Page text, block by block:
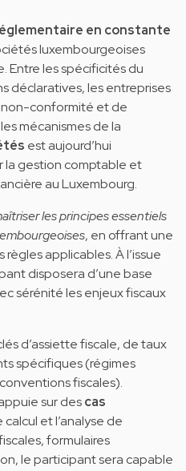
en constante
luxembourgeoises
Entre les spécificités du
déclaratives, les entreprises
non-conformité et de
mécanismes de la
est aujourd’hui
la gestion comptable et
au Luxembourg.
les principes essentiels
, en offrant une
applicables. À l’issue
disposera d’une base
sérénité les enjeux fiscaux
d’assiette fiscale, de taux
spécifiques (régimes
fiscales).
sur descas
et l’analyse de
formulaires
le participant sera capable